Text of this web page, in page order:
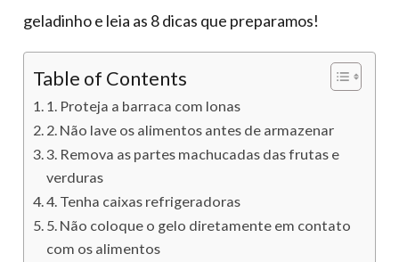
geladinho e leia as 8 dicas que preparamos!
Table of Contents
1. Proteja a barraca com lonas
2. Não lave os alimentos antes de armazenar
3. Remova as partes machucadas das frutas e
verduras
4. Tenha caixas refrigeradoras
5. Não coloque o gelo diretamente em contato
com os alimentos